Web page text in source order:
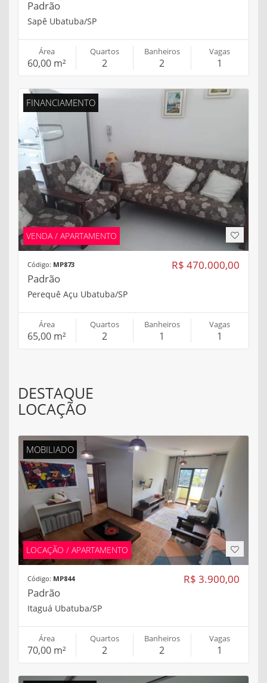
Padrão
Sapê Ubatuba/SP
Área
60,00 m²
Quartos
2
Banheiros
2
Vagas
1
FINANCIAMENTO
VENDA / APARTAMENTO
R$ 470.000,00
Código: MP873
Padrão
Perequê Açu Ubatuba/SP
Área
65,00 m²
Quartos
2
Banheiros
1
Vagas
1
DESTAQUE
LOCAÇÃO
MOBILIADO
LOCAÇÃO / APARTAMENTO
R$ 3.900,00
Código: MP844
Padrão
Itaguá Ubatuba/SP
Área
70,00 m²
Quartos
2
Banheiros
2
Vagas
1